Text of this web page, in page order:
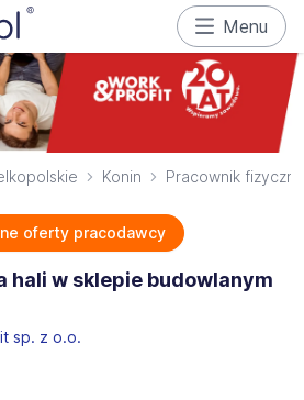
Menu
Konin Pracownik fizyczny
oferty pracodawcy
hali w sklepie budowlanym
sp. z o.o.